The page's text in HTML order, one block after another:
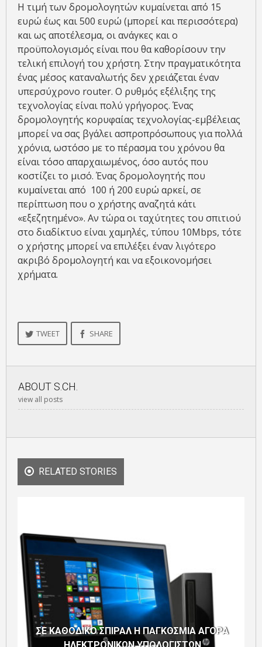
Η τιμή των δρομολογητών κυμαίνεται από 15
ευρώ έως και 500 ευρώ (μπορεί και περισσότερα)
και ως αποτέλεσμα, οι ανάγκες και ο
προϋπολογισμός είναι που θα καθορίσουν την
τελική επιλογή του χρήστη. Στην πραγματικότητα
ένας μέσος καταναλωτής δεν χρειάζεται έναν
υπερσύχρονο router. Ο ρυθμός εξέλιξης της
τεχνολογίας είναι πολύ γρήγορος. Ένας
δρομολογητής κορυφαίας τεχνολογίας-εμβέλειας
μπορεί να σας βγάλει ασπροπρόσωπους για πολλά
χρόνια, ωστόσο με το πέρασμα του χρόνου θα
είναι τόσο απαρχαιωμένος, όσο αυτός που
κοστίζει το μισό. Ένας δρομολογητής που
κυμαίνεται από 100 ή 200 ευρώ αρκεί, σε
περίπτωση που ο χρήστης αναζητά κάτι
«εξεζητημένο». Αν τώρα οι ταχύτητες του σπιτιού
στο διαδίκτυο είναι χαμηλές, τύπου 10Mbps, τότε
ο χρήστης μπορεί να επιλέξει έναν λιγότερο
ακριβό δρομολογητή και να εξοικονομήσει
χρήματα.
TWEET SHARE
ABOUT S.CH.
view all posts
RELATED STORIES
ΣΕ ΚΑΘΟΔΙΚΟ ΣΠΙΡΑΛ Η ΠΑΓΚΟΣΜΙΑ ΑΓΟΡΑ